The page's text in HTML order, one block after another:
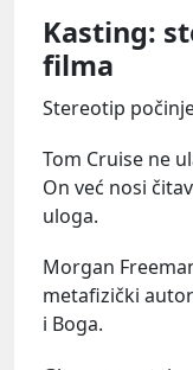
Kasting:
filma
Stereotip
Tom Cruise ne
On već nosi
uloga.
Morgan
metafizički
i Boga.